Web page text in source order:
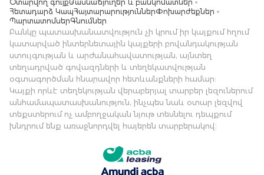
Օտարվող գույքՄասնաճյուղեր և բանկոմատներ
Հետադարձ ԿապՀայտարարություններՓոխարժեքներ
ՊարտատոմսերԳնումներ
Բանկը պատասխանատվություն չի կրում իր կայքում հղում
կատարված ինտերնետային կայքերի բովանդակության
ստույգության և արժանահավատության, այնտեղ
տեղադրված գովազդների և տեղեկատվության
օգտագործման հնարավոր հետևանքների համար:
Կայքի որևէ տեղեկության վերաբերյալ տարբեր լեզուներում
անհամապատասխանություն, ինչպես նաև օտար լեզվով
տեքստերում ոչ ամբողջական նյութ տեսնելու դեպքում
խնդրում ենք առաջնորդվել հայերեն տարբերակով։